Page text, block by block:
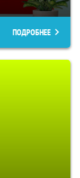
ПОДРОБНЕЕ